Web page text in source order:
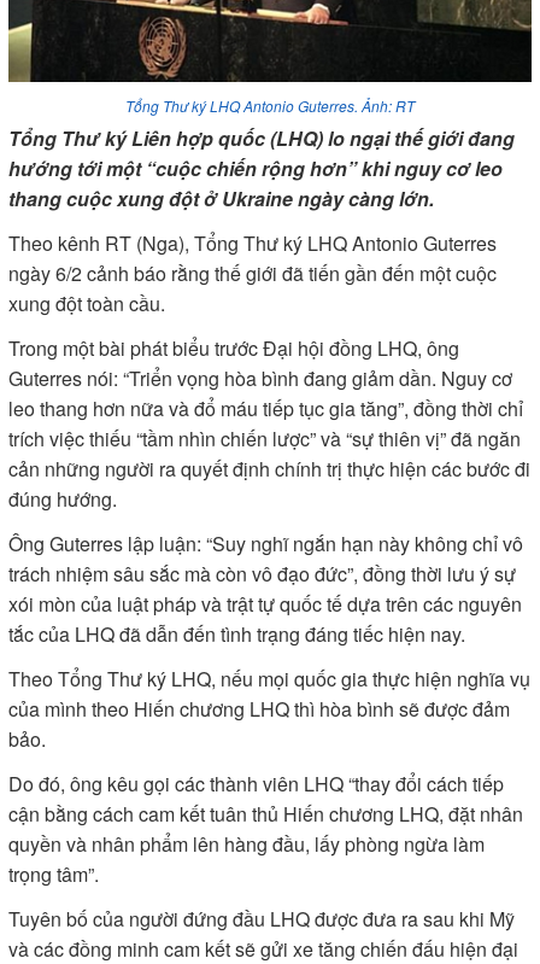
Tổng Thư ký LHQ Antonio Guterres. Ảnh: RT
Tổng Thư ký Liên hợp quốc (LHQ) lo ngại thế giới đang
hướng tới một “cuộc chiến rộng hơn” khi nguy cơ leo
thang cuộc xung đột ở Ukraine ngày càng lớn.
Theo kênh RT (Nga), Tổng Thư ký LHQ Antonio Guterres
ngày 6/2 cảnh báo rằng thế giới đã tiến gần đến một cuộc
xung đột toàn cầu.
Trong một bài phát biểu trước Đại hội đồng LHQ, ông
Guterres nói: “Triển vọng hòa bình đang giảm dần. Nguy cơ
leo thang hơn nữa và đổ máu tiếp tục gia tăng”, đồng thời chỉ
trích việc thiếu “tầm nhìn chiến lược” và “sự thiên vị” đã ngăn
cản những người ra quyết định chính trị thực hiện các bước đi
đúng hướng.
Ông Guterres lập luận: “Suy nghĩ ngắn hạn này không chỉ vô
trách nhiệm sâu sắc mà còn vô đạo đức”, đồng thời lưu ý sự
xói mòn của luật pháp và trật tự quốc tế dựa trên các nguyên
tắc của LHQ đã dẫn đến tình trạng đáng tiếc hiện nay.
Theo Tổng Thư ký LHQ, nếu mọi quốc gia thực hiện nghĩa vụ
của mình theo Hiến chương LHQ thì hòa bình sẽ được đảm
bảo.
Do đó, ông kêu gọi các thành viên LHQ “thay đổi cách tiếp
cận bằng cách cam kết tuân thủ Hiến chương LHQ, đặt nhân
quyền và nhân phẩm lên hàng đầu, lấy phòng ngừa làm
trọng tâm”.
Tuyên bố của người đứng đầu LHQ được đưa ra sau khi Mỹ
và các đồng minh cam kết sẽ gửi xe tăng chiến đấu hiện đại